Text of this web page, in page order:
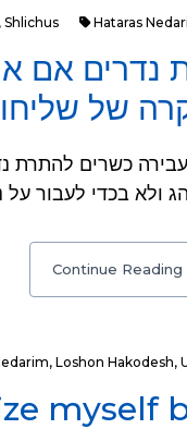
, Shlichus Hataras
אם
של
Continue Reading
, Loshon Hakodesh,
myself